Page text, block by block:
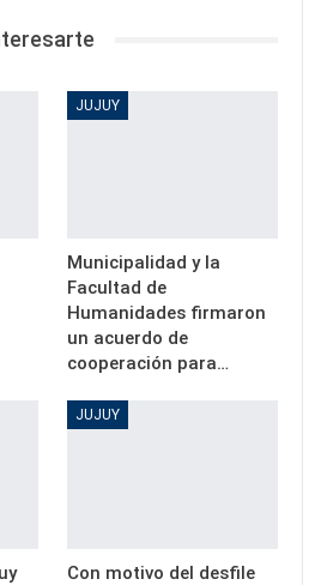
JUJUY
Municipalidad y la
Facultad de
Humanidades firmaron
un acuerdo de
cooperación para…
JUJUY
Con motivo del desfile